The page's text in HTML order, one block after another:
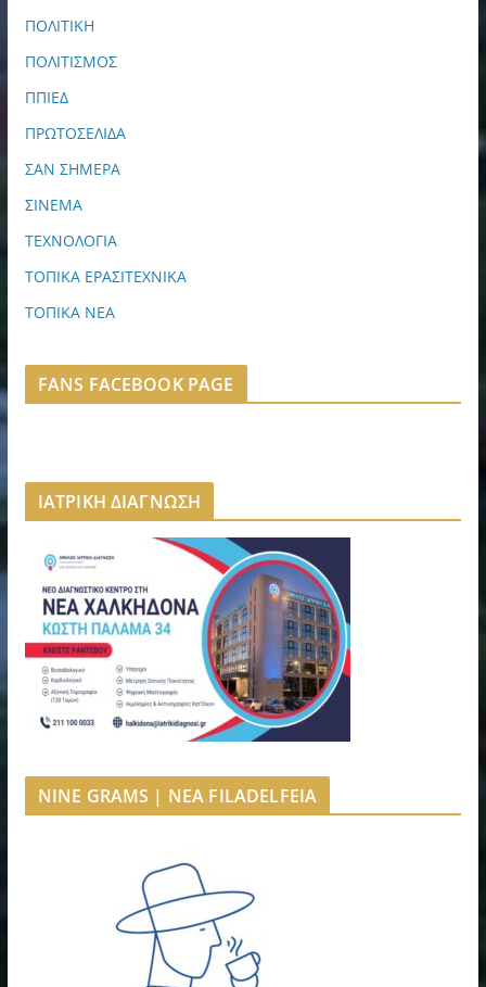
ΠΟΛΙΤΙΚΗ
ΠΟΛΙΤΙΣΜΟΣ
ΠΠΙΕΔ
ΠΡΩΤΟΣΕΛΙΔΑ
ΣΑΝ ΣΗΜΕΡΑ
ΣΙΝΕΜΑ
ΤΕΧΝΟΛΟΓΙΑ
ΤΟΠΙΚΑ ΕΡΑΣΙΤΕΧΝΙΚΑ
ΤΟΠΙΚΑ ΝΕΑ
FANS FACEBOOK PAGE
ΙΑΤΡΙΚΗ ΔΙΑΓΝΩΣΗ
NINE GRAMS | NEA FILADELFEIA